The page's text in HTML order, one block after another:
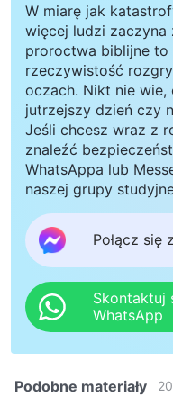
W miarę jak
więcej ludzi zaczyna
proroctwa biblijne to
rzeczywistość
oczach. Nikt nie wie,
jutrzejszy dzień czy
Jeśli chcesz wraz z
znaleźć
WhatsAppa lub
naszej grupy
Połącz się
Skontaktuj
WhatsApp
Podobne materiały 20